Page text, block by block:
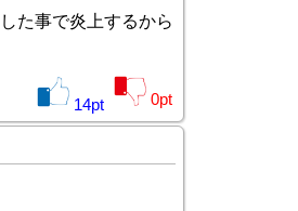
た事で炎上するから
14pt 0pt